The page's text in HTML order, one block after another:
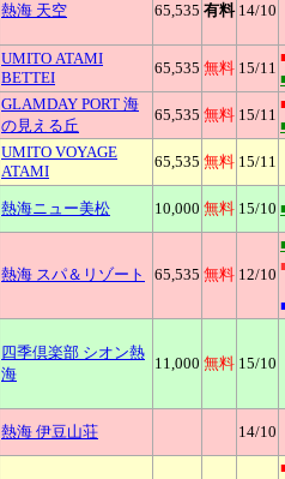
熱海 天空 65,535 有料 14/10
UMITO ATAMI
BETTEI
65,535 無料 15/11
GLAMDAY PORT 海
の見える丘
65,535 無料 15/11
UMITO VOYAGE
ATAMI
65,535 無料 15/11
熱海ニュー美松 10,000 無料 15/10
熱海 スパ＆リゾート 65,535 無料 12/10
四季倶楽部 シオン熱
海
11,000 無料 15/10
熱海 伊豆山荘 14/10